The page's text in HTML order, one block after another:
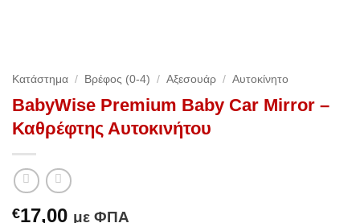
Κατάστημα / Βρέφος (0-4) / Αξεσουάρ / Αυτοκίνητο
BabyWise Premium Baby Car Mirror –
Καθρέφτης Αυτοκινήτου
€17,00 με ΦΠΑ